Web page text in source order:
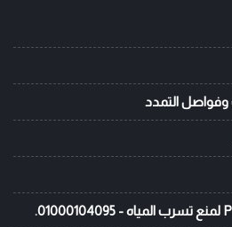
التمدد